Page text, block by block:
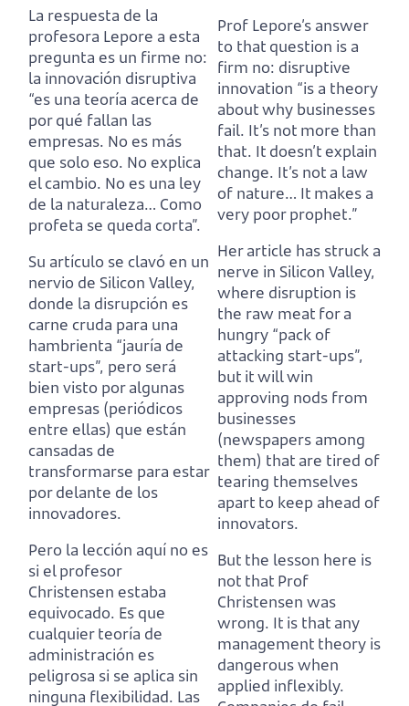
La respuesta de la
profesora Lepore a esta
pregunta es un firme no:
la innovación disruptiva
“es una teoría acerca de
por qué fallan las
empresas. No es más
que solo eso. No explica
el cambio. No es una ley
de la naturaleza… Como
profeta se queda corta”.
Su artículo se clavó en un
nervio de Silicon Valley,
donde la disrupción es
carne cruda para una
hambrienta “jauría de
start-ups”, pero será
bien visto por algunas
empresas (periódicos
entre ellas) que están
cansadas de
transformarse para estar
por delante de los
innovadores.
Pero la lección aquí no es
si el profesor
Christensen estaba
equivocado. Es que
cualquier teoría de
administración es
peligrosa si se aplica sin
ninguna flexibilidad. Las
Prof Lepore’s answer
to that question is a
firm no: disruptive
innovation “is a theory
about why businesses
fail. It’s not more than
that. It doesn’t explain
change. It’s not a law
of nature… It makes a
very poor prophet.”
Her article has struck a
nerve in Silicon Valley,
where disruption is
the raw meat for a
hungry “pack of
attacking start-ups”,
but it will win
approving nods from
businesses
(newspapers among
them) that are tired of
tearing themselves
apart to keep ahead of
innovators.
But the lesson here is
not that Prof
Christensen was
wrong. It is that any
management theory is
dangerous when
applied inflexibly.